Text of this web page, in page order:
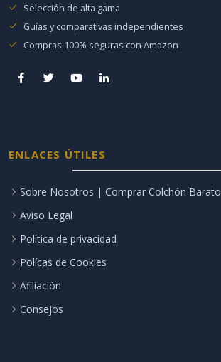
Selección de alta gama
Guías y comparativas independientes
Compras 100% seguras con Amazon
ENLACES ÚTILES
Sobre Nosotros | Comprar Colchón Barato
Aviso Legal
Política de privacidad
Polícas de Cookies
Afiliación
Consejos